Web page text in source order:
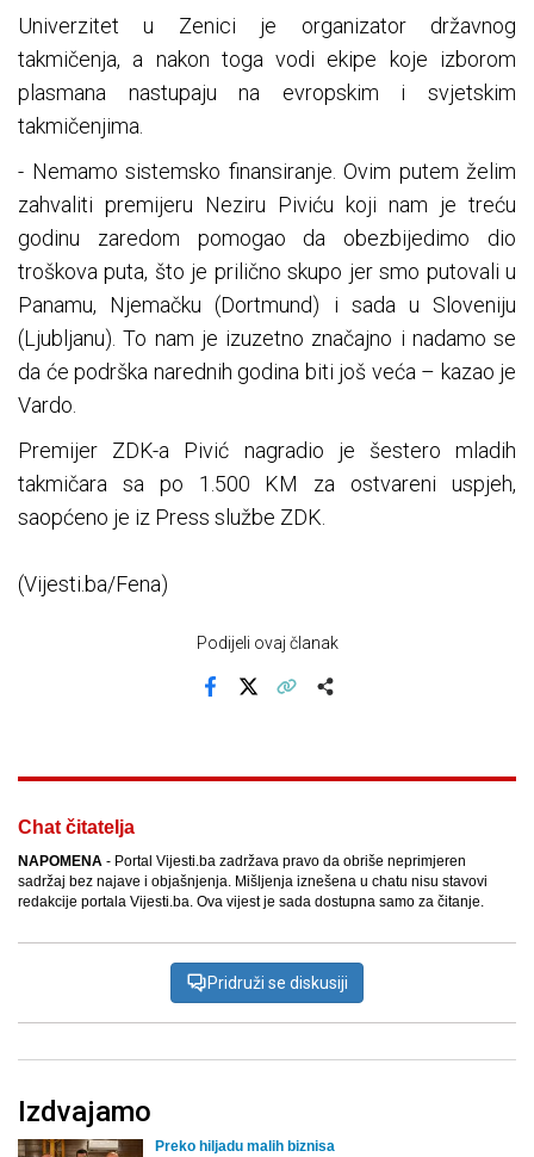
Univerzitet u Zenici je organizator državnog
takmičenja, a nakon toga vodi ekipe koje izborom
plasmana nastupaju na evropskim i svjetskim
takmičenjima.
- Nemamo sistemsko finansiranje. Ovim putem želim
zahvaliti premijeru Neziru Piviću koji nam je treću
godinu zaredom pomogao da obezbijedimo dio
troškova puta, što je prilično skupo jer smo putovali u
Panamu, Njemačku (Dortmund) i sada u Sloveniju
(Ljubljanu). To nam je izuzetno značajno i nadamo se
da će podrška narednih godina biti još veća – kazao je
Vardo.
Premijer ZDK-a Pivić nagradio je šestero mladih
takmičara sa po 1.500 KM za ostvareni uspjeh,
saopćeno je iz Press službe ZDK.
(Vijesti.ba/Fena)
Podijeli ovaj članak
Chat čitatelja
NAPOMENA - Portal Vijesti.ba zadržava pravo da obriše neprimjeren
sadržaj bez najave i objašnjenja. Mišljenja iznešena u chatu nisu stavovi
redakcije portala Vijesti.ba. Ova vijest je sada dostupna samo za čitanje.
Pridruži se diskusiji
Izdvajamo
Preko hiljadu malih biznisa